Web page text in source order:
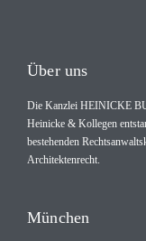
Über uns
Die Kanzlei HEINICKE
Heinicke & Kollegen
bestehenden
Architektenrecht.
München